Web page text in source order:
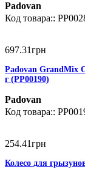
Padovan
697.31грн
Padovan GrandMix
г (PP00190)
Padovan
254.41грн
Колесо для